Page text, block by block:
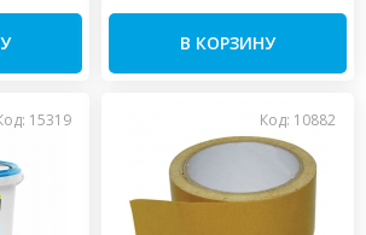
В КОРЗИНУ
15319 Код: 10882